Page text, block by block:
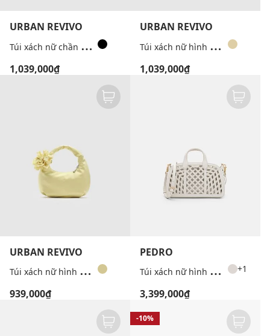
URBAN REVIVO
T
úi xách nữ chần ô phối dây xích
1,039,000₫
URBAN REVIVO
T
úi xách nữ hình thang phối nơ
1,039,000₫
URBAN REVIVO
T
úi xách nữ hình bán nguyệt đính hoa
939,000₫
PEDRO
T
úi xách nữ hình thang bo tròn Orion +1
3,399,000₫
-10%